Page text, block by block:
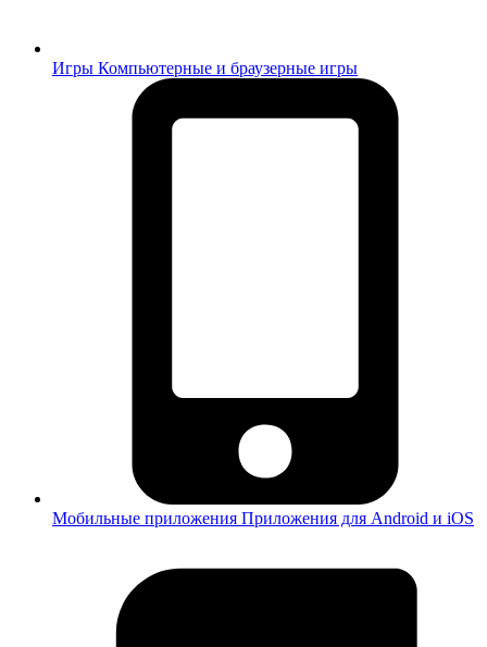
Игры Компьютерные и браузерные игры
Мобильные приложения Приложения для Android и iOS